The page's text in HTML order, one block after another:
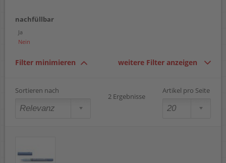
nachfüllbar
Ja
Nein
Filter minimieren weitere Filter anzeigen
Sortieren nach
2 Ergebnisse
Artikel pro Seite